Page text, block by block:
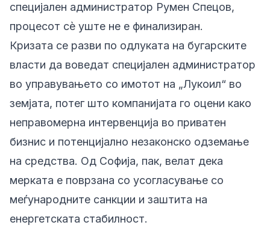
специјален администратор Румен Спецов,
процесот сè уште не е финализиран.
Кризата се разви по одлуката на бугарските
власти да воведат специјален администратор
во управувањето со имотот на „Лукоил“ во
земјата, потег што компанијата го оцени како
неправомерна интервенција во приватен
бизнис и потенцијално незаконско одземање
на средства. Од Софија, пак, велат дека
мерката е поврзана со усогласување со
меѓународните санкции и заштита на
енергетската стабилност.